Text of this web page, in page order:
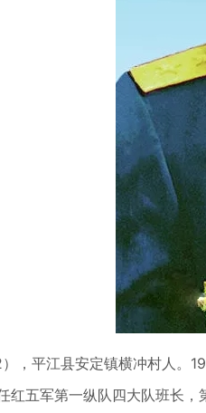
，平江县安定镇横冲村人。
红五军第一纵队四大队班长